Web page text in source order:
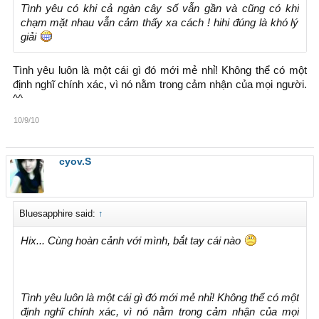
Tình yêu có khi cả ngàn cây số vẫn gần và cũng có khi
chạm mặt nhau vẫn cảm thấy xa cách ! hihi đúng là khó lý
giải
Tình yêu luôn là một cái gì đó mới mẻ nhỉ! Không thể có một
định nghĩ chính xác, vì nó nằm trong cảm nhận của mọi người.
^^
10/9/10
cyov.S
Bluesapphire said: ↑
Hix... Cùng hoàn cảnh với mình, bắt tay cái nào
Tình yêu luôn là một cái gì đó mới mẻ nhỉ! Không thể có một
định nghĩ chính xác, vì nó nằm trong cảm nhận của mọi